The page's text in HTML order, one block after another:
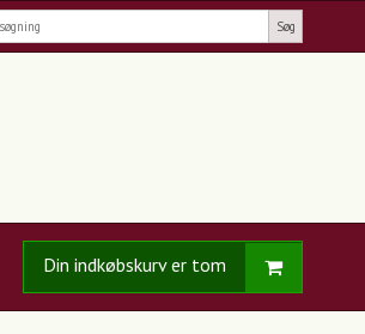
Søg
Din indkøbskurv er tom